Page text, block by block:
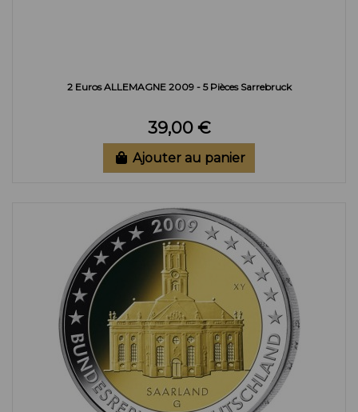
2 Euros ALLEMAGNE 2009 - 5 Pièces Sarrebruck
39,00 €
Ajouter au panier